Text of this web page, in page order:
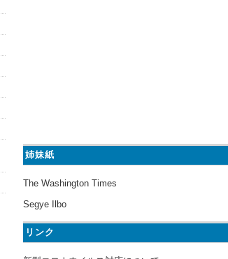
姉妹紙
The Washington Times
Segye Ilbo
リンク